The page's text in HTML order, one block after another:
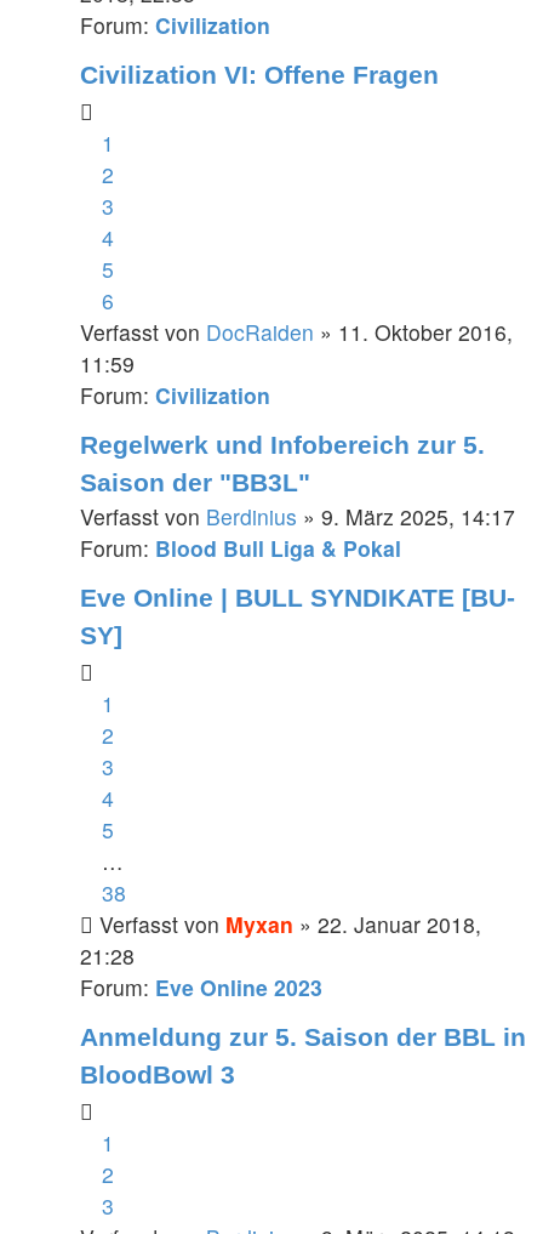
Forum: Civilization
Civilization VI: Offene Fragen
1
2
3
4
5
6
Verfasst von DocRaiden » 11. Oktober 2016,
11:59
Forum: Civilization
Regelwerk und Infobereich zur 5.
Saison der "BB3L"
Verfasst von Berdinius » 9. März 2025, 14:17
Forum: Blood Bull Liga & Pokal
Eve Online | BULL SYNDIKATE [BU-
SY]
1
2
3
4
5
…
38
Verfasst von Myxan » 22. Januar 2018,
21:28
Forum: Eve Online 2023
Anmeldung zur 5. Saison der BBL in
BloodBowl 3
1
2
3